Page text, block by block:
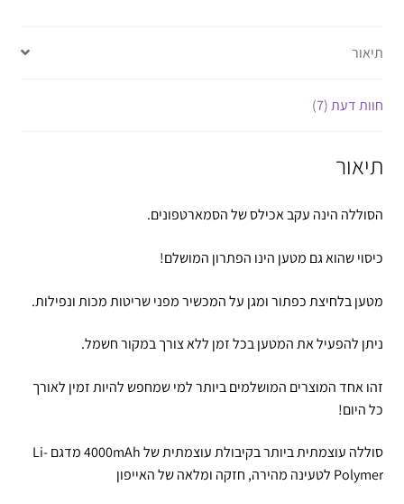
תיאור
חוות דעת (7)
תיאור
הסוללה הינה עקב אכילס של הסמארטפונים.
כיסוי שהוא גם מטען הינו הפתרון המושלם!
מטען בלחיצת כפתור ומגן על המכשיר מפני שריטות מכות ונפילות.
ניתן להפעיל את המטען בכל זמן ללא צורך במקור חשמל.
זהו אחד המוצרים המושלמים ביותר למי שמחפש להיות זמין לאורך
כל היום!
סוללה עוצמתית ביותר בקיבולת עוצמתית של 4000mAh מדגם Li-
Polymer לטעינה מהירה, חזקה ומלאה של האייפון